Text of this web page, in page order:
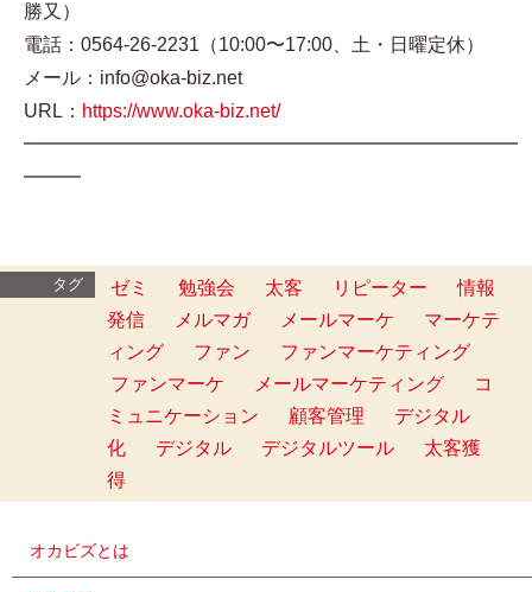
勝又）
電話：0564-26-2231（10:00〜17:00、土・日曜定休）
メール：info@oka-biz.net
URL： https://www.oka-biz.net/
━━━━━━━━━━━━━━━━━━━━━━━━━━
━━━
タグ ゼミ 勉強会 太客 リピーター
情報
発信
メルマガ メールマーケ
マーケテ
ィング
ファン
ファンマーケティング
ファンマーケ
メールマーケティング
コ
ミュニケーション
顧客管理
デジタル
化
デジタル デジタルツール
太客獲
得
オカビズとは